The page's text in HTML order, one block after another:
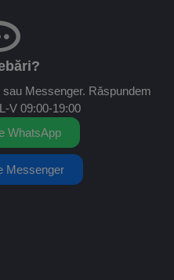
Messenger. Răspundem
V 09:00-19:00
WhatsApp
Messenger